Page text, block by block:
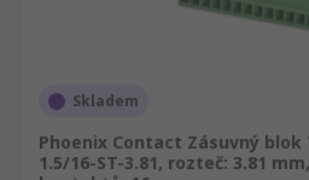
Skladem
Phoenix Contact Zásuvný blok
1.5/16-ST-3.81, rozteč: 3.81